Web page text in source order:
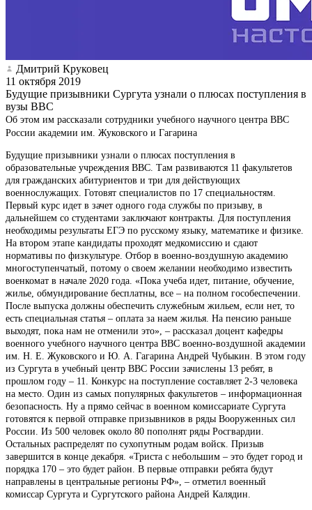
Дмитрий Круковец
11 октября 2019
Будущие призывники Сургута узнали о плюсах поступления в
вузы ВВС
Об этом им рассказали сотрудники учебного научного центра ВВС
России академии им. Жуковского и Гагарина
Будущие призывники узнали о плюсах поступления в
образовательные учреждения ВВС. Там развиваются 11 факультетов
для гражданских абитуриентов и три для действующих
военнослужащих. Готовят специалистов по 17 специальностям.
Первый курс идет в зачет одного года службы по призыву, в
дальнейшем со студентами заключают контракты. Для поступления
необходимы результаты ЕГЭ по русскому языку, математике и физике.
На втором этапе кандидаты проходят медкомиссию и сдают
нормативы по физкультуре. Отбор в военно-воздушную академию
многоступенчатый, потому о своем желании необходимо известить
военкомат в начале 2020 года. «Пока учеба идет, питание, обучение,
жилье, обмундирование бесплатны, все – на полном гособеспечении.
После выпуска должны обеспечить служебным жильем, если нет, то
есть специальная статья – оплата за наем жилья. На пенсию раньше
выходят, пока нам не отменили это», – рассказал доцент кафедры
военного учебного научного центра ВВС военно-воздушной академии
им. Н. Е. Жуковского и Ю. А. Гагарина Андрей Чубыкин. В этом году
из Сургута в учебный центр ВВС России зачислены 13 ребят, в
прошлом году – 11. Конкурс на поступление составляет 2-3 человека
на место. Один из самых популярных факультетов – информационная
безопасность. Ну а прямо сейчас в военном комиссариате Сургута
готовятся к первой отправке призывников в ряды Вооруженных сил
России. Из 500 человек около 80 пополнят ряды Росгвардии.
Остальных распределят по сухопутным родам войск. Призыв
завершится в конце декабря. «Триста с небольшим – это будет город и
порядка 170 – это будет район. В первые отправки ребята будут
направлены в центральные регионы РФ», – отметил военный
комиссар Сургута и Сургутского района Андрей Калядин.